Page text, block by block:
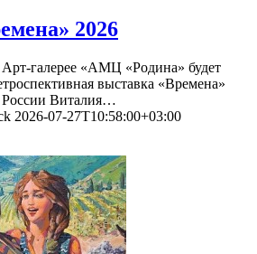
2026
галерее «АМЦ «Родина» будет
выставка «Времена»
России Виталия…
2026-07-27T10:58:00+03:00